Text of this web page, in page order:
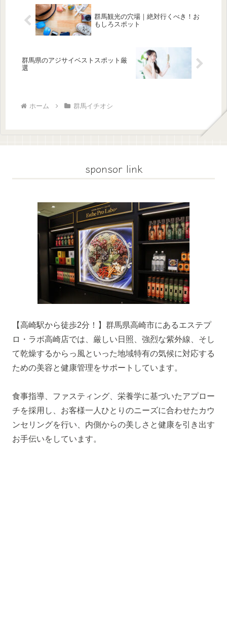
群馬観光の穴場｜絶対行くべき！お
もしろスポット
群馬県のアジサイベストスポット厳
選
ホーム 群馬イチオシ
sponsor link
【高崎駅から徒歩2分！】群馬県高崎市にあるエステプ
ロ・ラボ高崎店では、厳しい日照、強烈な紫外線、そし
て乾燥するからっ風といった地域特有の気候に対応する
ための美容と健康管理をサポートしています。
食事指導、ファスティング、栄養学に基づいたアプロー
チを採用し、お客様一人ひとりのニーズに合わせたカウ
ンセリングを行い、内側からの美しさと健康を引き出す
お手伝いをしています。